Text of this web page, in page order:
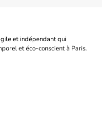
et indépendant qui
et éco-conscient à Paris.